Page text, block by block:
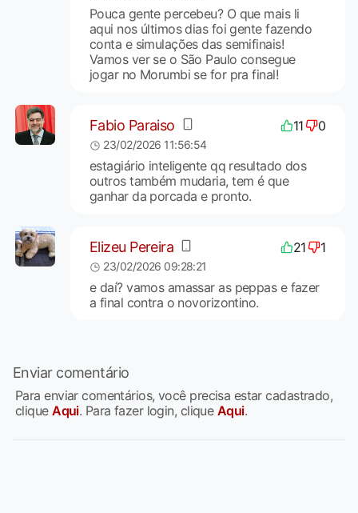
Pouca gente percebeu? O que mais li
aqui nos últimos dias foi gente fazendo
conta e simulações das semifinais!
Vamos ver se o São Paulo consegue
jogar no Morumbi se for pra final!
Fabio Paraiso 11 0
23/02/2026 11:56:54
estagiário inteligente qq resultado dos
outros também mudaria, tem é que
ganhar da porcada e pronto.
Elizeu Pereira 21 1
23/02/2026 09:28:21
e daí? vamos amassar as peppas e fazer
a final contra o novorizontino.
Enviar comentário
Para enviar comentários, você precisa estar cadastrado,
cliqueAqui. Para fazer login, clique Aqui.